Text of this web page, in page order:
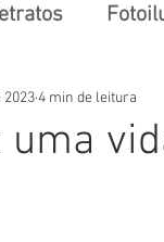
uma
20234 min de leitura